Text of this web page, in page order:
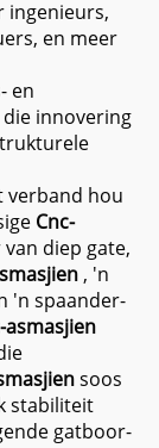
ingenieurs,
en meer
en
innovering
verband hou
Cnc-
diep gate,
, 'n
'n spaander-
asmasjien
soos
stabiliteit
gatboor-